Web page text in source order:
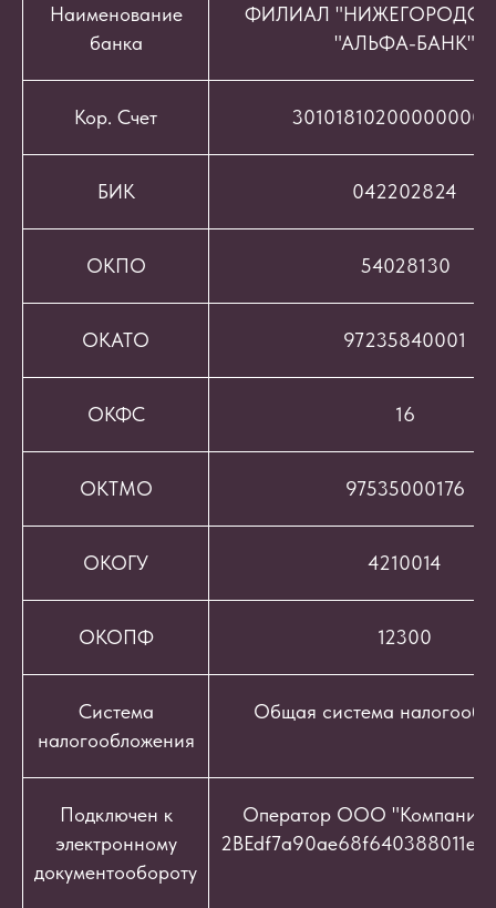
Наименование
банка
ФИЛИАЛ
"АЛЬФА-БАНК"
Кор. Счет
БИК 042202824
ОКПО 54028130
ОКАТО 97235840001
ОКФС 16
ОКТМО 97535000176
ОКОГУ 4210014
ОКОПФ 12300
Система
налогообложения
Общая система
Подключен к
электронному
документообороту
Оператор ООО "Компания